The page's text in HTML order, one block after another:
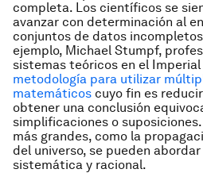
completa. Los científicos se
avanzar con determinación al
conjuntos de datos
ejemplo, Michael Stumpf,
sistemas teóricos en el Imperial
metodología para utilizar
matemáticos cuyo fin es
obtener una conclusión
simplificaciones o
más grandes, como la
del universo, se pueden
sistemática y racional.